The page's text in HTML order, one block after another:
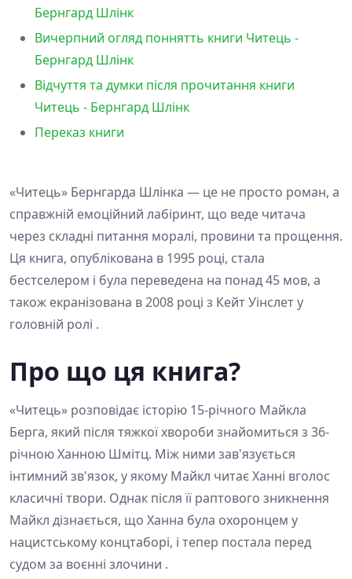
Бернгард Шлінк
Вичерпний огляд поннятть книги Читець -
Бернгард Шлінк
Відчуття та думки після прочитання книги
Читець - Бернгард Шлінк
Переказ книги
«Читець» Бернгарда Шлінка — це не просто роман, а
справжній емоційний лабіринт, що веде читача
через складні питання моралі, провини та прощення.
Ця книга, опублікована в 1995 році, стала
бестселером і була переведена на понад 45 мов, а
також екранізована в 2008 році з Кейт Уінслет у
головній ролі .
Про що ця книга?
«Читець» розповідає історію 15-річного Майкла
Берга, який після тяжкої хвороби знайомиться з 36-
річною Ханною Шмітц. Між ними зав'язується
інтимний зв'язок, у якому Майкл читає Ханні вголос
класичні твори. Однак після її раптового зникнення
Майкл дізнається, що Ханна була охоронцем у
нацистському концтаборі, і тепер постала перед
судом за воєнні злочини .